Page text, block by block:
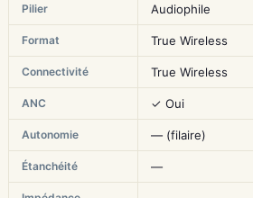
Pilier Audiophile
Format True Wireless
Connectivité True Wireless
ANC ✓ Oui
Autonomie — (filaire)
Étanchéité —